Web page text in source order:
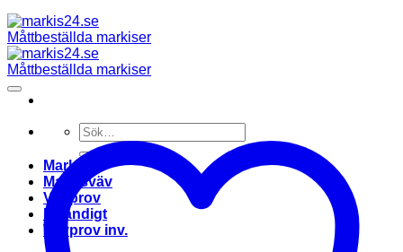
Sök
efter:
Markis
Markisväv
Vävprov
Invändigt
Vävprov inv.